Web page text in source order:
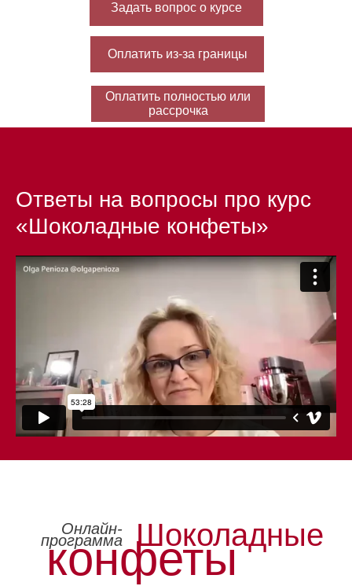
Задать вопрос о курсе
Оплатить из-за границы
Оплатить полностью или
рассрочка
Ответы на вопросы про курс
«Шоколадные конфеты»
Онлайн-
программа Шоколадные
конфеты